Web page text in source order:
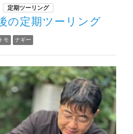
定期ツーリング
の定期ツーリング
トモ ナギー